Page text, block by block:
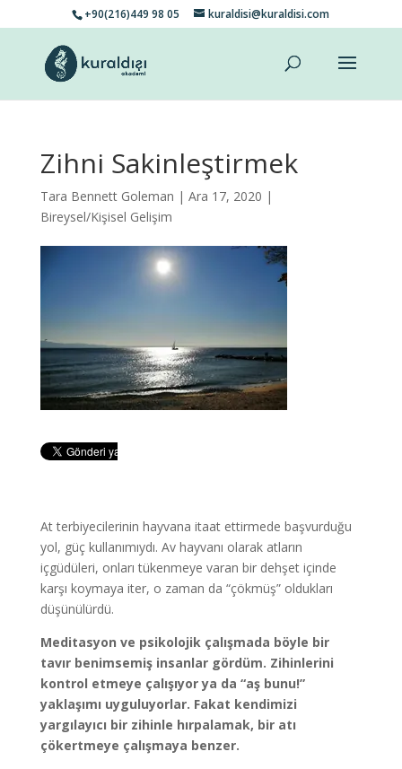
+90(216)449 98 05 kuraldisi@kuraldisi.com
Zihni Sakinleştirmek
Tara Bennett Goleman | Ara 17, 2020 |
Bireysel/Kişisel Gelişim
At terbiyecilerinin hayvana itaat ettirmede başvurduğu
yol, güç kullanımıydı. Av hayvanı olarak atların
içgüdüleri, onları tükenmeye varan bir dehşet içinde
karşı koymaya iter, o zaman da “çökmüş” oldukları
düşünülürdü.
Meditasyon ve psikolojik çalışmada böyle bir
tavır benimsemiş insanlar gördüm. Zihinlerini
kontrol etmeye çalışıyor ya da “aş bunu!”
yaklaşımı uyguluyorlar. Fakat kendimizi
yargılayıcı bir zihinle hırpalamak, bir atı
çökertmeye çalışmaya benzer.